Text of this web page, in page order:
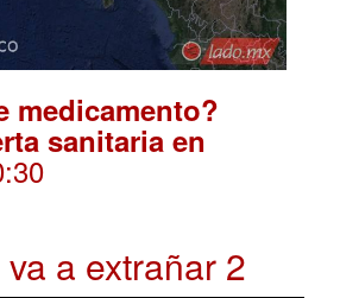
medicamento?
sanitaria en
a extrañar 2